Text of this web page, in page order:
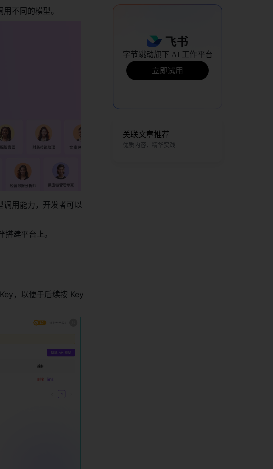
不同的模型。
用能力，开发者可以
搭建平台上。
，以便于后续按 Key
字节跳动旗下 AI 工作平台
立即试用
关联文章推荐
优质内容，精华实践